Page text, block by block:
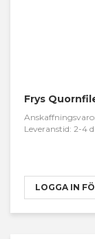
Frys
Leveranstid: 2-4
LOGGA IN